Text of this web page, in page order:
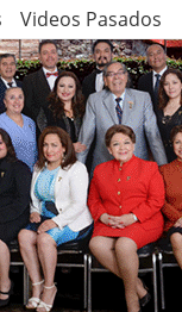
Videos Pasados